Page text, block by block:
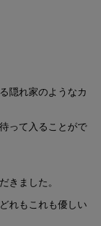
隠れ家のようなカ
って入ることがで
きました。
れもこれも優しい